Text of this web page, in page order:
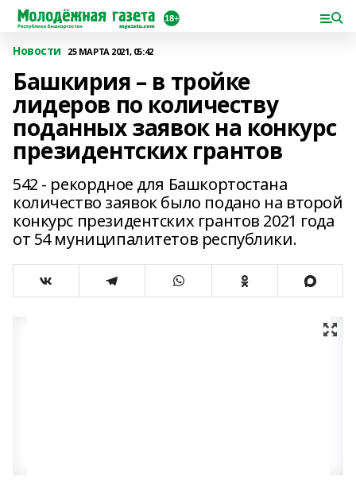
Новости 25 МАРТА 2021, 05:42
Башкирия – в тройке
лидеров по количеству
поданных заявок на конкурс
президентских грантов
542 - рекордное для Башкортостана
количество заявок было подано на второй
конкурс президентских грантов 2021 года
от 54 муниципалитетов республики.